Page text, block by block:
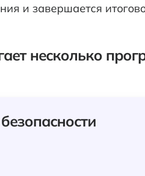
и завершается
несколько